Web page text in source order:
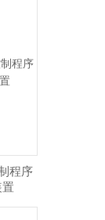
程序